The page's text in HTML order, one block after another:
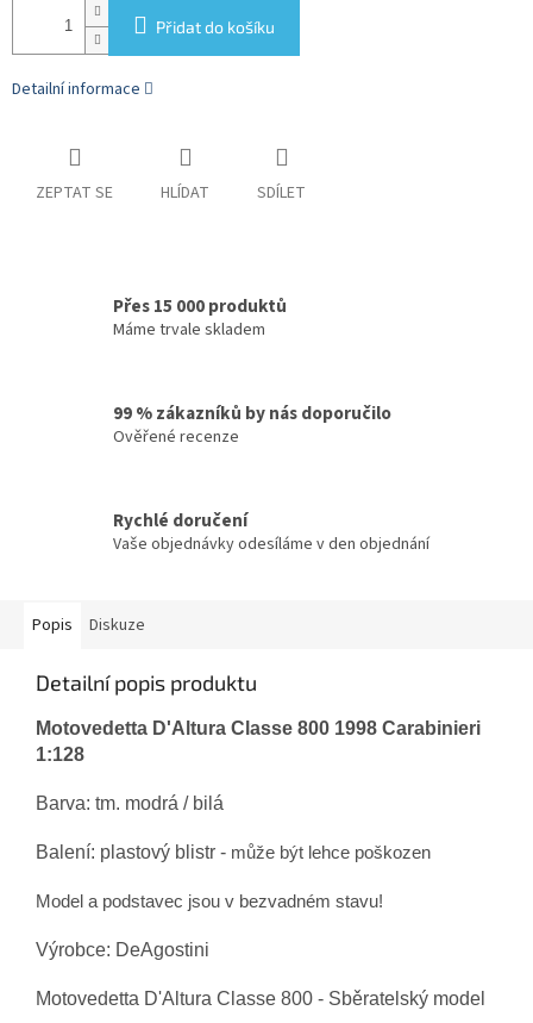
Přidat do košíku
Detailní informace
ZEPTAT SE HLÍDAT SDÍLET
Přes 15 000 produktů
Máme trvale skladem
99 % zákazníků by nás doporučilo
Ověřené recenze
Rychlé doručení
Vaše objednávky odesíláme v den objednání
Popis Diskuze
Detailní popis produktu
Motovedetta D'Altura Classe 800 1998 Carabinieri
1:128
Barva: tm. modrá / bilá
Balení: plastový blistr - může být lehce poškozen
Model a podstavec jsou v bezvadném stavu!
Výrobce: DeAgostini
Motovedetta D'Altura Classe 800 - Sběratelský model